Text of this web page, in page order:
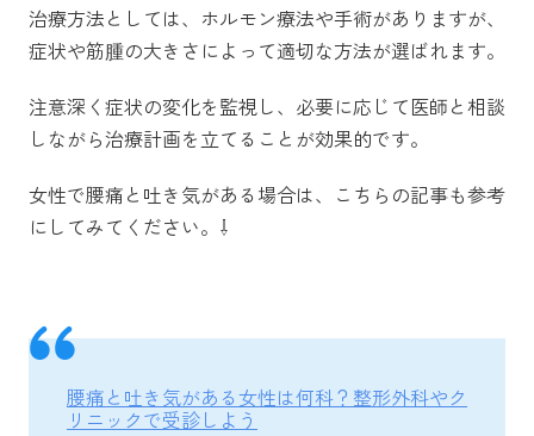
治療方法としては、ホルモン療法や手術がありますが、
症状や筋腫の大きさによって適切な方法が選ばれます。
注意深く症状の変化を監視し、必要に応じて医師と相談
しながら治療計画を立てることが効果的です。
女性で腰痛と吐き気がある場合は、こちらの記事も参考
にしてみてください。⇩
腰痛と吐き気がある女性は何科？整形外科やク
リニックで受診しよう